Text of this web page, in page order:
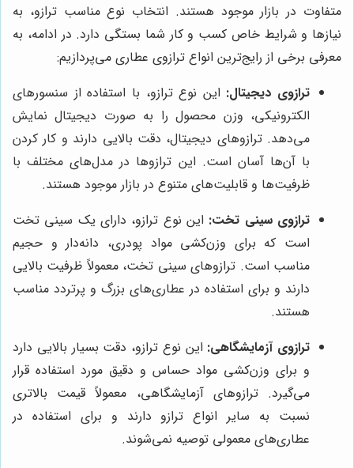
متفاوت در بازار موجود هستند. انتخاب نوع مناسب ترازو، به
نیازها و شرایط خاص کسب و کار شما بستگی دارد. در ادامه، به
معرفی برخی از رایج‌ترین انواع ترازوی عطاری می‌پردازیم:
ترازوی دیجیتال: این نوع ترازو، با استفاده از سنسورهای
الکترونیکی، وزن محصول را به صورت دیجیتال نمایش
می‌دهد. ترازوهای دیجیتال، دقت بالایی دارند و کار کردن
با آن‌ها آسان است. این ترازوها در مدل‌های مختلف با
ظرفیت‌ها و قابلیت‌های متنوع در بازار موجود هستند.
ترازوی سینی تخت: این نوع ترازو، دارای یک سینی تخت
است که برای وزن‌کشی مواد پودری، دانه‌دار و حجیم
مناسب است. ترازوهای سینی تخت، معمولاً ظرفیت بالایی
دارند و برای استفاده در عطاری‌های بزرگ و پرتردد مناسب
هستند.
ترازوی آزمایشگاهی: این نوع ترازو، دقت بسیار بالایی دارد
و برای وزن‌کشی مواد حساس و دقیق مورد استفاده قرار
می‌گیرد. ترازوهای آزمایشگاهی، معمولاً قیمت بالاتری
نسبت به سایر انواع ترازو دارند و برای استفاده در
عطاری‌های معمولی توصیه نمی‌شوند.